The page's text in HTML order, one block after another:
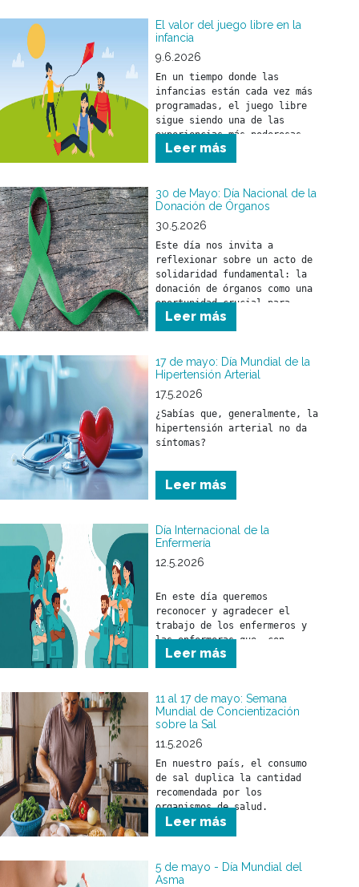
personas que circulan por la
vía pública.
El valor del juego libre en la
infancia
9.6.2026
En un tiempo donde las
infancias están cada vez más
programadas, el juego libre
sigue siendo una de las
experiencias más poderosas
para el desarrollo de los
niños.
Leer más
30 de Mayo: Día Nacional de la
Donación de Órganos
30.5.2026
Este día nos invita a
reflexionar sobre un acto de
solidaridad fundamental: la
donación de órganos como una
oportunidad crucial para
salvar y mejorar la calidad
de vida de miles de personas.
Leer más
17 de mayo: Día Mundial de la
Hipertensión Arterial
17.5.2026
¿Sabías que, generalmente, la
hipertensión arterial no da
síntomas?
Leer más
Día Internacional de la
Enfermería
12.5.2026
En este día queremos
reconocer y agradecer el
trabajo de los enfermeros y
las enfermeras que, con
responsabilidad, compromiso y
profesionalismo, brindan
beneficiarios.
A quienes forman parte de
nuestros equipos de salud,
reconocimiento por la tarea
esencial que desarrollan cada
día.
Leer más
11 al 17 de mayo: Semana
Mundial de Concientización
sobre la Sal
11.5.2026
En nuestro país, el consumo
de sal duplica la cantidad
recomendada por los
organismos de salud.
Leer más
5 de mayo - Día Mundial del
Asma